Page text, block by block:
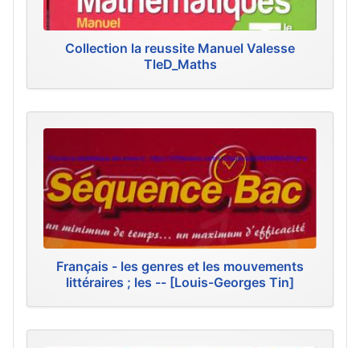
Collection la reussite Manuel Valesse
TleD_Maths
Français - les genres et les mouvements
littéraires ; les -- [Louis-Georges Tin]